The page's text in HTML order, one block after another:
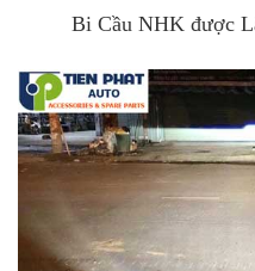
Bi Cầu NHK được